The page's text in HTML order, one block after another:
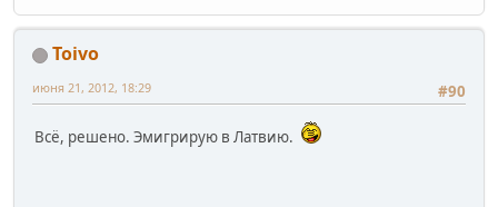
Toivo
#90
июня 21, 2012, 18:29
Всё, решено. Эмигрирую в Латвию.